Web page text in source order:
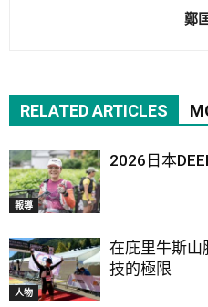
鄭
RELATED ARTICLES
報導
2026日本
人物
在庇里牛斯山
技的極限